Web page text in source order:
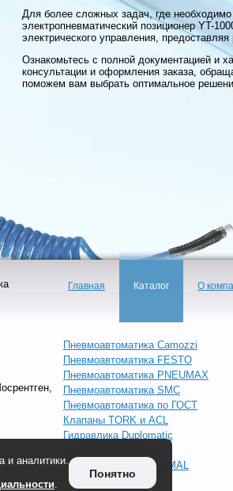
Для более сложных задач, где
электропневматический позиционер YT-
электрического управления,
Ознакомьтесь с полной документацией и
консультации и оформления заказа,
поможем вам выбрать оптимальное
Главная Каталог О
Пневмоавтоматика Camozzi
Пневмоавтоматика FESTO
Пневмоавтоматика PNEUMAX
Пневмоавтоматика SMC
Пневмоавтоматика по ГОСТ
Клапаны TORK и ACL
Гидравлика Duplomatic
Запорная арматура OMAL
Инжиниринг
и аналитики.
.
Понятно